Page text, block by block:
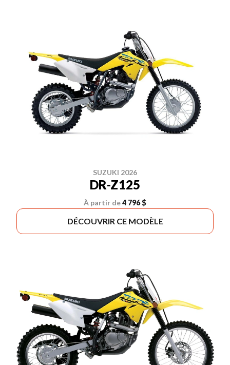
SUZUKI 2026
DR-Z125
À partir de4 796 $
DÉCOUVRIR CE MODÈLE